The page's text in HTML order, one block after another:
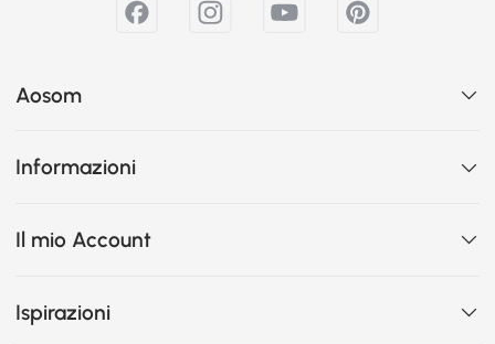
Aosom
Informazioni
Il mio Account
Ispirazioni